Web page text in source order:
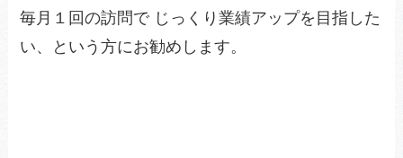
毎月１回の訪問で じっくり業績アップを目指した
い、という方にお勧めします。